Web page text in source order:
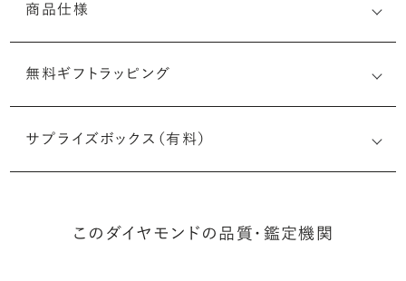
商品仕様
無料ギフトラッピング
サプライズボックス（有料）
このダイヤモンドの品質・鑑定機関